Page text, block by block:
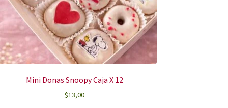
Mini Donas Snoopy Caja X 12
$13,00